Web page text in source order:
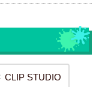
CLIP STUDIO